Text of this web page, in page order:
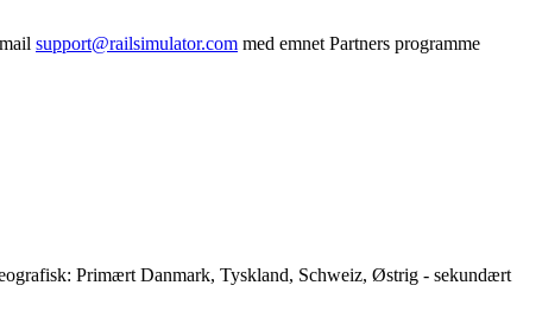
support@railsimulator.com med emnet Partners programme
Primært Danmark, Tyskland, Schweiz, Østrig - sekundært